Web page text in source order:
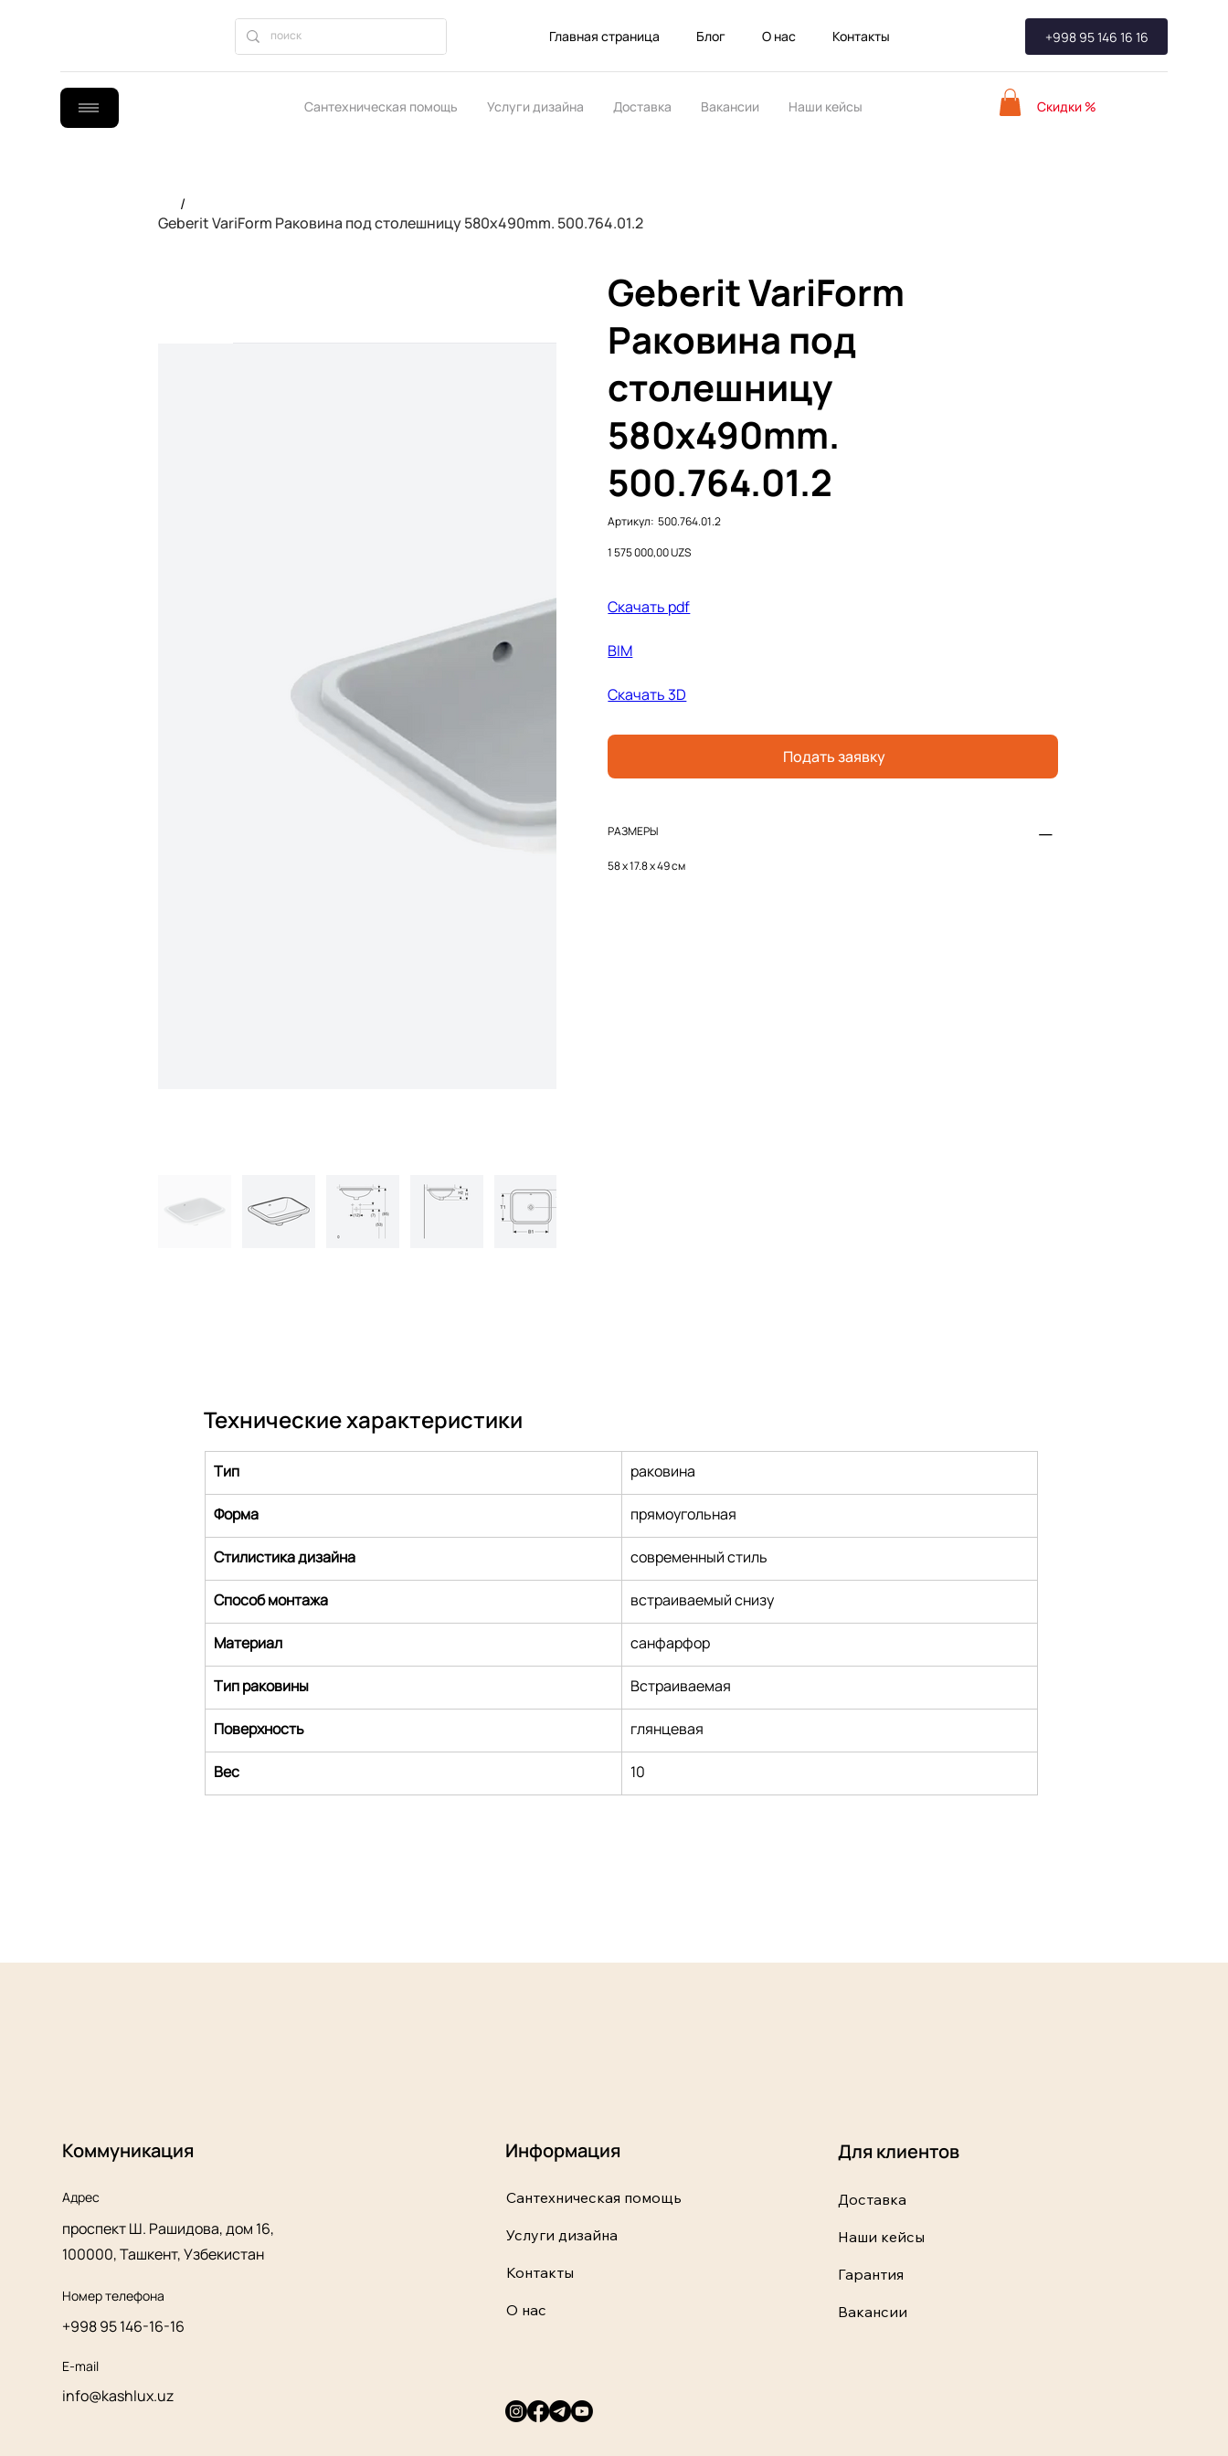
Главная страница Блог О нас Контакты +998 95 146 16 16
Сантехническая помощь Услуги дизайна Доставка Вакансии Наши кейсы Скидки %
/
Geberit VariForm Раковина под столешницу 580x490mm. 500.764.01.2
Geberit VariForm
Раковина под
столешницу
580x490mm.
500.764.01.2
Артикул: Артикул:
500.764.01.2
500.764.01.2
Цена
1 575 000,00 UZS
Cкачать pdf
BIM
Скачать 3D
Подать заявку
РАЗМЕРЫ
58 x 17.8 х 49 см
Технические характеристики
Тип раковина
Форма прямоугольная
Стилистика дизайна современный стиль
Способ монтажа встраиваемый снизу
Материал санфарфор
Тип раковины Встраиваемая
Поверхность глянцевая
Вес 10
Коммуникация
Адрес
проспект Ш. Рашидова, дом 16,
100000, Ташкент, Узбекистан
Номер телефона
+998 95 146-16-16
E-mail
info@kashlux.uz
Информация
Сантехническая помощь
Услуги дизайна
Контакты
О нас
Для клиентов
Доставка
Наши кейсы
Гарантия
Вакансии